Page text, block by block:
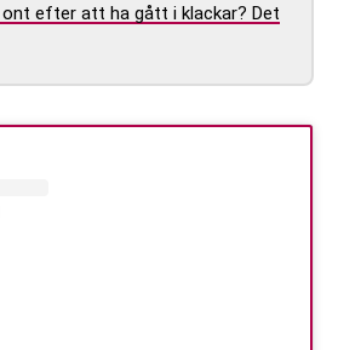
efter att ha gått i klackar? Det